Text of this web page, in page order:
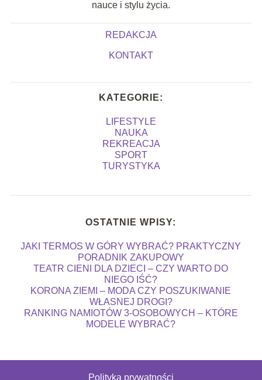
nauce i stylu życia.
REDAKCJA
KONTAKT
KATEGORIE:
LIFESTYLE
NAUKA
REKREACJA
SPORT
TURYSTYKA
OSTATNIE WPISY:
JAKI TERMOS W GÓRY WYBRAĆ? PRAKTYCZNY
PORADNIK ZAKUPOWY
TEATR CIENI DLA DZIECI – CZY WARTO DO
NIEGO IŚĆ?
KORONA ZIEMI – MODA CZY POSZUKIWANIE
WŁASNEJ DROGI?
RANKING NAMIOTÓW 3-OSOBOWYCH – KTÓRE
MODELE WYBRAĆ?
Polityka prywatności